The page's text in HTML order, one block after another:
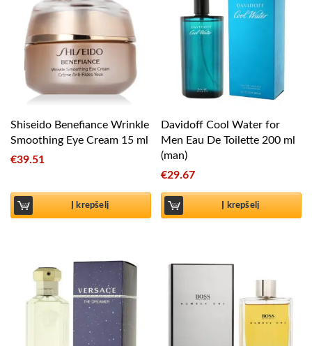
Shiseido Benefiance Wrinkle
Smoothing Eye Cream 15 ml
€39.51
Į krepšelį
Davidoff Cool Water for
Men Eau De Toilette 200 ml
(man)
€29.67
Į krepšelį